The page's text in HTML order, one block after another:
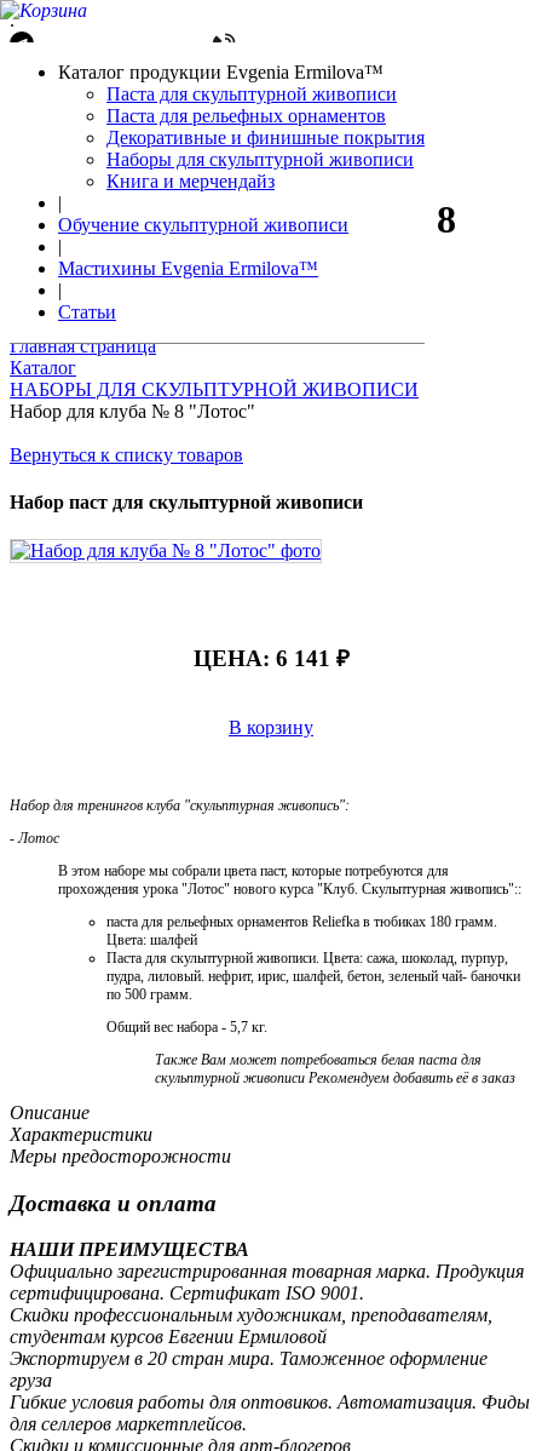
.
Авторизация
0 позиций
Каталог продукции Evgenia Ermilova™
Паста для скульптурной живописи
Паста для рельефных орнаментов
Декоративные и финишные покрытия
Наборы для скульптурной живописи
Книга и мерчендайз
|
Обучение скульптурной живописи
|
Мастихины Evgenia Ermilova™
|
Статьи
Набор для клуба № 8
"Лотос"
Главная страница
Каталог
НАБОРЫ ДЛЯ СКУЛЬПТУРНОЙ ЖИВОПИСИ
Набор для клуба № 8 "Лотос"
Вернуться к списку товаров
Набор паст для скульптурной живописи
ЦЕНА: 6 141 ₽
В корзину
Набор для тренингов клуба "скульптурная живопись":
- Лотос
В этом наборе мы собрали цвета паст, которые потребуются для
прохождения урока "Лотос" нового курса "Клуб. Скульптурная живопись"::
паста для рельефных орнаментов Reliefka в тюбиках 180 грамм.
Цвета: шалфей
Паста для скульптурной живописи. Цвета: сажа, шоколад, пурпур,
пудра, лиловый. нефрит, ирис, шалфей, бетон, зеленый чай- баночки
по 500 грамм.
Общий вес набора - 5,7 кг.
Также Вам может потребоваться белая паста для
скульптурной живописи Рекомендуем добавить её в заказ
Описание
Характеристики
Меры предосторожности
Доставка и оплата
НАШИ ПРЕИМУЩЕСТВА
Официально зарегистрированная товарная марка. Продукция
сертифицирована. Сертификат ISO 9001.
Скидки профессиональным художникам, преподавателям,
студентам курсов Евгении Ермиловой
Экспортируем в 20 стран мира. Таможенное оформление
груза
Гибкие условия работы для оптовиков. Автоматизация. Фиды
для селлеров маркетплейсов.
Скидки и комиссионные для арт-блогеров